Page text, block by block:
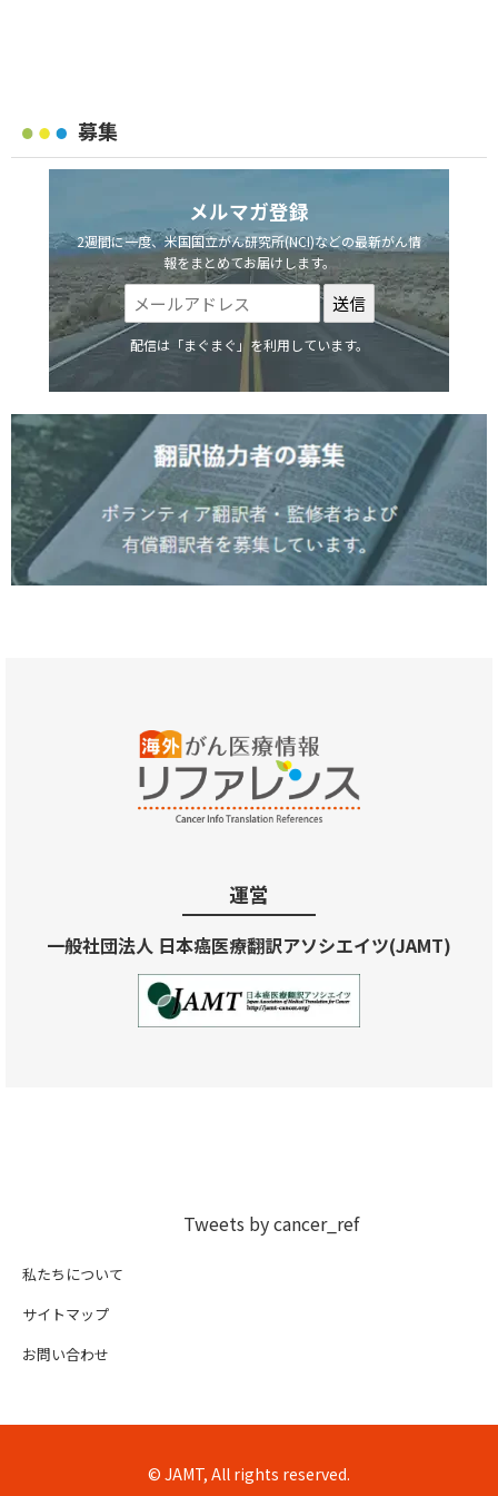
募集
メルマガ登録
2週間に一度、米国国立がん研究所(NCI)などの最新がん情
報をまとめてお届けします。
配信は「まぐまぐ」を利用しています。
運営
一般社団法人 日本癌医療翻訳アソシエイツ(JAMT)
Tweets by cancer_ref
私たちについて
サイトマップ
お問い合わせ
© JAMT, All rights reserved.